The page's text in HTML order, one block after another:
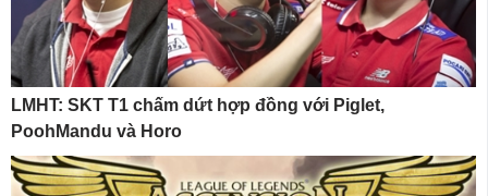
LMHT: SKT T1 chấm dứt hợp đồng với Piglet,
PoohMandu và Horo